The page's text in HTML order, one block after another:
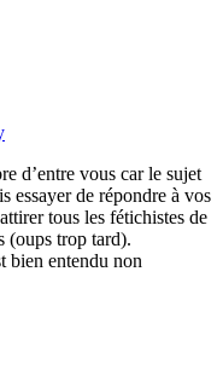
d’entre vous car le sujet
essayer de répondre à vos
tous les fétichistes de
(oups trop tard).
entendu non